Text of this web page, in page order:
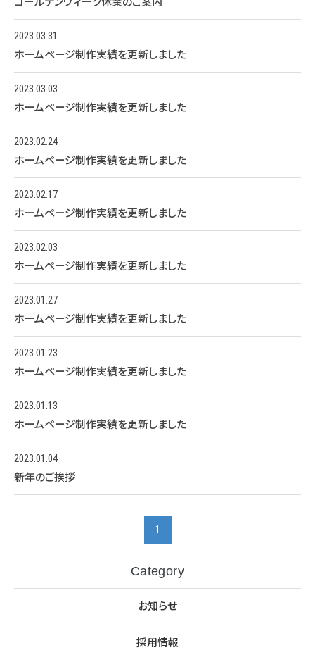
2023.03.31
ホームページ制作実績を更新しました
2023.03.03
ホームページ制作実績を更新しました
2023.02.24
ホームページ制作実績を更新しました
2023.02.17
ホームページ制作実績を更新しました
2023.02.03
ホームページ制作実績を更新しました
2023.01.27
ホームページ制作実績を更新しました
2023.01.23
ホームページ制作実績を更新しました
2023.01.13
ホームページ制作実績を更新しました
2023.01.04
新年のご挨拶
1
Category
お知らせ
採用情報